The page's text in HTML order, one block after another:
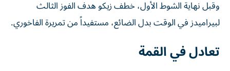
وقبل نهاية الشوط الأول، خطف زيكو هدف الفوز الثالث
لبيراميدز في الوقت بدل الضائع، مستفيداً من تمريرة الفاخوري.
تعادل في القمة